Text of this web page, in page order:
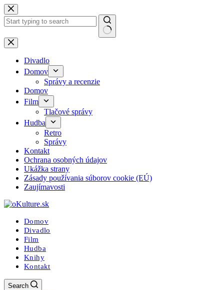
Skip
to
content
No
results
Divadlo
Domov
Správy a recenzie
Domov
Film
Tlačové správy
Hudba
Retro
Správy
Kontakt
Ochrana osobných údajov
Ukážka strany
Zásady používania súborov cookie (EÚ)
Zaujímavosti
Domov
Divadlo
Film
Hudba
Knihy
Kontakt
Search